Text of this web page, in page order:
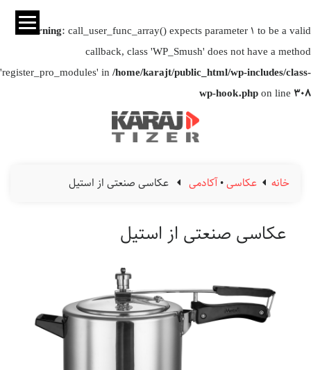
Warning: call_user_func_array() expects parameter 1 to be a valid
callback, class 'WP_Smush' does not have a method
'register_pro_modules' in/home/karajt/public_html/wp-includes/class-
wp-hook.phpon line 308
خانه عکاسی•آکادمی عکاسی صنعتی از استیل
عکاسی صنعتی از استیل